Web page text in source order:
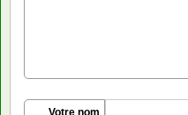
Votre nom